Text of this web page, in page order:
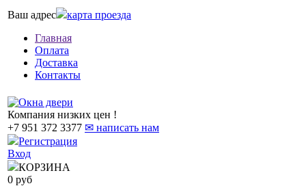
Ваш адрес
карта проезда
Главная
Оплата
Доставка
Контакты
Компания низких цен !
+7 951 372 3377 ✉ написать нам
Регистрация
Вход
КОРЗИНА
0 руб